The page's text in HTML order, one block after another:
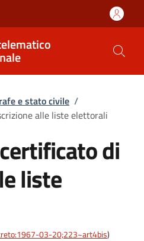
e stato civile /
alle liste elettorali
di
liste
03-20;223~art4bis)